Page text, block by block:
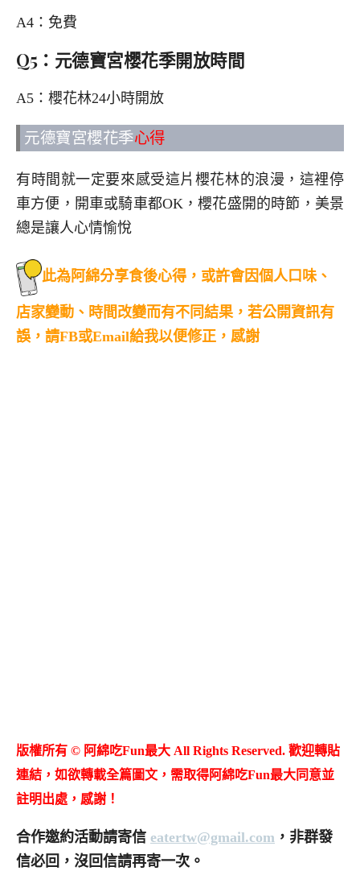
A4：免費
Q5：元德寶宮櫻花季開放時間
A5：櫻花林24小時開放
元德寶宮櫻花季心得
有時間就一定要來感受這片櫻花林的浪漫，這裡停
車方便，開車或騎車都OK，櫻花盛開的時節，美景
總是讓人心情愉悅
此為阿綿分享食後心得，或許會因個人口味、
店家變動、時間改變而有不同結果，若公開資訊有
誤，請FB或Email給我以便修正，感謝
版權所有 © 阿綿吃Fun最大 All Rights Reserved. 歡迎轉貼
連結，如欲轉載全篇圖文，需取得阿綿吃Fun最大同意並
註明出處，感謝！
合作邀約活動請寄信 eatertw@gmail.com ，非群發
信必回，沒回信請再寄一次。